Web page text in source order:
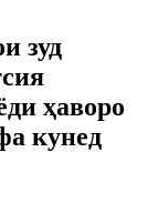
зуд
ҳаворо
кунед